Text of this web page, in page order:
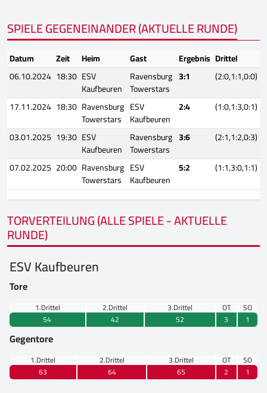
SPIELE GEGENEINANDER (AKTUELLE RUNDE)
Datum Zeit Heim Gast Ergebnis Drittel
06.10.2024 18:30 ESV
Kaufbeuren
Ravensburg
Towerstars
3:1
(2:0,1:1,0:0)
17.11.2024 18:30 Ravensburg
Towerstars
ESV
Kaufbeuren
2:4
(1:0,1:3,0:1)
03.01.2025 19:30 ESV
Kaufbeuren
Ravensburg
Towerstars
3:6
(2:1,1:2,0:3)
07.02.2025 20:00 Ravensburg
Towerstars
ESV
Kaufbeuren
5:2 (1:1,3:0,1:1)
TORVERTEILUNG (ALLE SPIELE - AKTUELLE
RUNDE)
ESV Kaufbeuren
Tore
1.Drittel 2.Drittel 3.Drittel OT
SO
54
42 52 3 1
Gegentore
1.Drittel 2.Drittel 3.Drittel OT
SO
63
64 65 2 1